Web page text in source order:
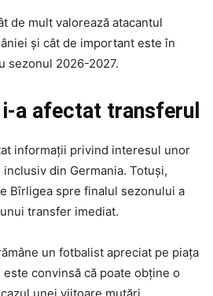
de mult valorează atacantul
și cât de important este în
sezonul 2026-2027.
a afectat transferul
informații privind interesul unor
din Germania. Totuși,
Bîrligea spre finalul sezonului a
transfer imediat.
un fotbalist apreciat pe piața
convinsă că poate obține o
unei viitoare mutări.